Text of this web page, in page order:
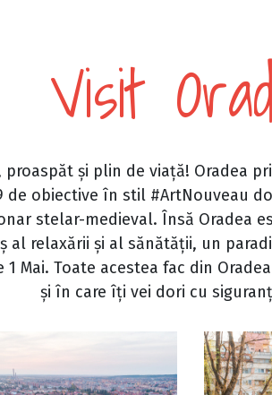
Visit
și plin de viață! Oradea
obiective în stil #ArtNouveau
stelar-medieval. Însă Oradea
al relaxării și al sănătății, un
Mai. Toate acestea fac din
și în care îți vei dori cu